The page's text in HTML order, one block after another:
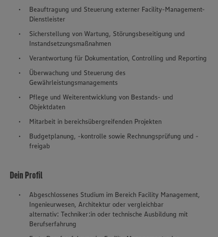
Beauftragung und Steuerung externer Facility-Management-
Dienstleister
Sicherstellung von Wartung, Störungsbeseitigung und
Instandsetzungsmaßnahmen
Verantwortung für Dokumentation, Controlling und Reporting
Überwachung und Steuerung des
Gewährleistungsmanagements
Pflege und Weiterentwicklung von Bestands- und
Objektdaten
Mitarbeit in bereichsübergreifenden Projekten
Budgetplanung, -kontrolle sowie Rechnungsprüfung und -
freigab
Dein Profil
Abgeschlossenes Studium im Bereich Facility Management,
Ingenieurwesen, Architektur oder vergleichbar
alternativ: Techniker:in oder technische Ausbildung mit
Berufserfahrung